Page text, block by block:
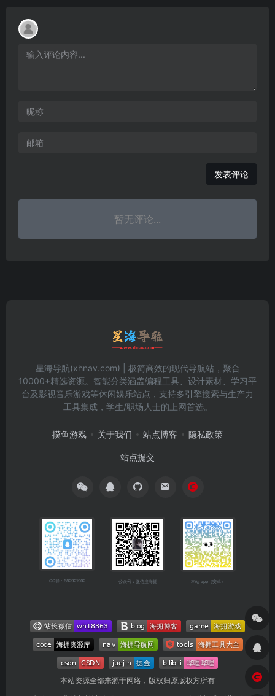
发表评论
暂无评论...
星海导航(xhnav.com) | 极简高效的现代导航站，聚合
10000+精选资源。智能分类涵盖编程工具、设计素材、学习平
台及影视音乐游戏等休闲娱乐站点，支持多引擎搜索与生产力
工具集成，学生/职场人士的上网首选。
摸鱼游戏 关于我们 站点博客 隐私政策
站点提交
QQ群：682921902 公众号：微信搜海拥 本站 app（安卓）
本站资源全部来源于网络，版权归原版权方所有